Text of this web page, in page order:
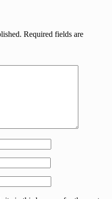
Required fields are